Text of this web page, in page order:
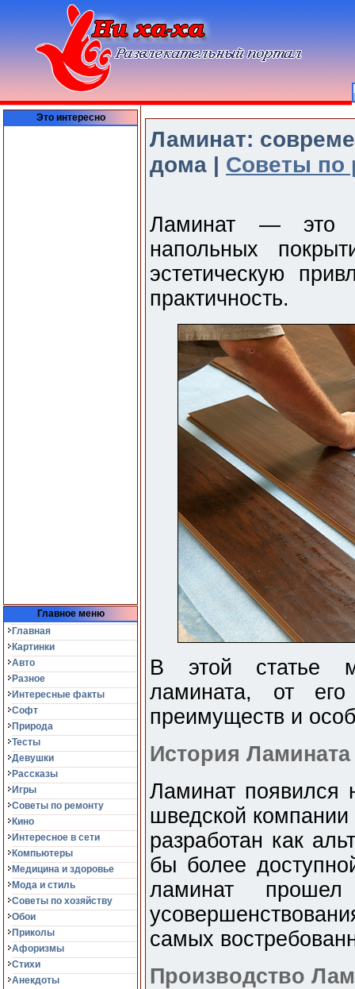
Это интересно
Главное меню
Главная
Картинки
Авто
Разное
Интересные факты
Софт
Природа
Тесты
Девушки
Рассказы
Игры
Советы по ремонту
Кино
Интересное в сети
Компьютеры
Медицина и здоровье
Мода и стиль
Советы по хозяйству
Обои
Приколы
Афоризмы
Стихи
Анекдоты
Ламинат:
дома | Советы по
Ламинат — это
напольных
эстетическую
практичность.
В этой статье
ламината, от
преимуществ и
История Ламината
Ламинат появился
шведской
разработан как
бы более
ламинат
самых
Производство